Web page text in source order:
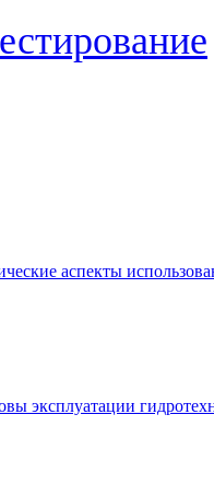
аспекты
эксплуатации